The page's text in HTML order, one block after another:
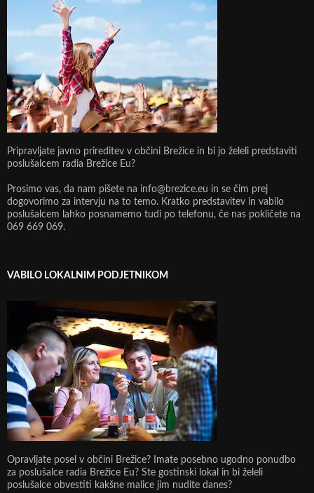
Pripravljate javno prireditev v občini Brežice in bi jo želeli predstaviti
poslušalcem radia Brežice Eu?
Prosimo vas, da nam pišete na info@brezice.eu in se čim prej
dogovorimo za intervju na to temo. Kratko predstavitev in vabilo
poslušalcem lahko posnamemo tudi po telefonu, če nas pokličete na
069 669 069.
VABILO LOKALNIM PODJETNIKOM
Opravljate posel v občini Brežice? Imate posebno ugodno ponudbo
za poslušalce radia Brežice Eu? Ste gostinski lokal in bi želeli
poslušalce obvestiti kakšne malice jim nudite danes?